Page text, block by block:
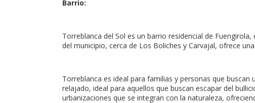
Barrio:
Torreblanca del Sol es un barrio residencial de
del municipio, cerca de Los Boliches y Carvajal, ofrece
Torreblanca es ideal para familias y personas que
relajado, ideal para aquellos que buscan escapar del
urbanizaciones que se integran con la naturaleza,